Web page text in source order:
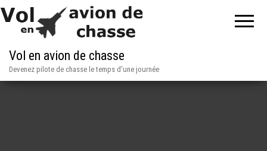
Vol en avion de chasse
Devenez pilote de chasse le temps d'une journée